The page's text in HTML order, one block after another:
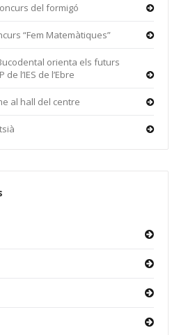
del formigó
“Fem Matemàtiques”
orienta els futurs
l’IES de l’Ebre
al hall del centre